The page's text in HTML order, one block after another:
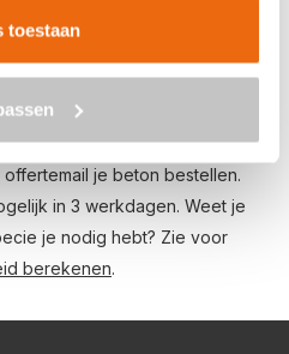
toestaan
vraag vrijblijvend een
voor een betonpomp en
binnen enkele seconden een
Bemmel. Aansluitend kun je
je beton bestellen.
in 3 werkdagen. Weet je
je nodig hebt? Zie voor
berekenen.